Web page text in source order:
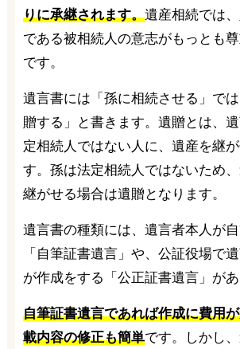
りに承継されます。遺産相続では
である被相続人の意志がもっとも
です。
遺言書には「孫に相続させる」で
贈する」と書きます。遺贈とは、
定相続人ではない人に、遺産を継
す。孫は法定相続人ではないため
継がせる場合は遺贈となります。
遺言書の種類には、遺言者本人が
「自筆証書遺言」や、公証役場で
が作成をする「公正証書遺言」があ
自筆証書遺言であれば作成に費用
載内容の修正も簡単です。しかし